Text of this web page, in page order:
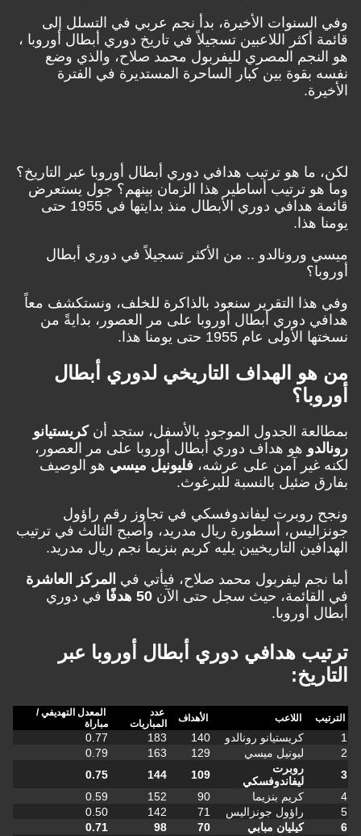
الأخيرة، بدأ نجم عربي في التسلل إلى
أكثر اللاعبين تسجيلاً في تاريخ دوري أبطال أوروبا ،
المصري لليفربول محمد صلاح، والذي وضع
بين كبار الساحرة المستديرة في الفترة
هو ترتيب هدافي دوري أبطال أوروبا عبر التاريخ؟
ترتيب أساطير هذا الزمان بينهم؟ جول يستعرض
قائمة هدافي دوري الأبطال منذ بدايتها في 1955 حتى
هذا.
.. من الأكثر تسجيلاً في دوري أبطال
التقرير سنعود بالذاكرة للخلف، ونستكشف معاً
دوري أبطال أوروبا على مر العصور، بدايةً من
عام 1955 حتى يومنا هذا.
الهداف التاريخي لدوري أبطال
الجدول الموجود بالأسفل، ستجد أنكريستيانو
هو هداف دوري أبطال أوروبا على مر العصور،
غير آمن على عرشه،فليونيل ميسي هو الوصيف
ضئيل بالنسبة للبرغوث.
روبرت ليفاندوفسكي في تجاوز رقم راؤول
أسطورة ريال مدريد، وأصبح الثالث في ترتيب
التاريخيين يليه كريم بنزيما نجم ريال مدريد.
ليفربول محمد صلاح، فيأتي فيالمركز العاشرة
حيث سجل حتى الآن50 هدفًا
في دوري
أوروبا.
هدافي دوري أبطال أوروبا عبر
اللاعب
عدد
المباريات
المعدل التهديفي /
مباراة
كريستيانو رونالدو 140
183
0.77
ليونيل ميسي
129
163
0.79
روبرت
ليفاندوفسكي
144
0.75
كريم بنزيما
152
0.59
راؤول جونزاليس
71
142
0.50
كيليان مبابي
70
98